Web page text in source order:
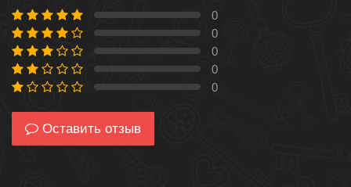
0 % 0
0 % 0
0 % 0
0 % 0
0 % 0
Оставить отзыв